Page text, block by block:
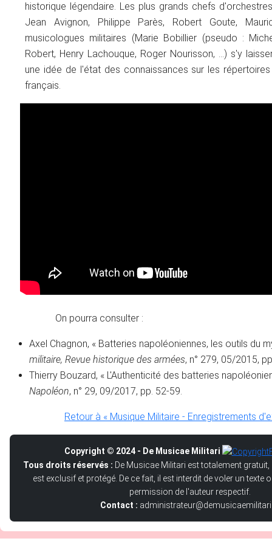
historique légendaire. Les plus grands chefs
Jean Avignon, Philippe Parès, Robert Goute,
musicologues militaires (Marie Bobillier (pseudo :
Robert, Henry Lachouque, Roger Nourisson, …) s'y
une idée de l'état des connaissances sur les
français.
On pourra consulter :
Axel Chagnon, « Batteries napoléoniennes, les outils du
militaire, Revue historique des armées, n° 279, 05/2015,
Thierry Bouzard, « L'Authenticité des batteries
Napoléon, n° 29, 09/2017, pp. 52-59.
Retour à « Musique Militaire - Enregistrements
Copyright © 2024 - De Musicae Militari
Tous droits réservés : De Musicae Militari est totalement
est exclusif et protégé. De ce fait, il est interdit de voler un texte
permission de l'auteur respectif.
Contact :